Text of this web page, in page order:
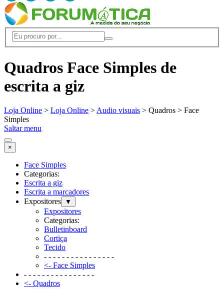
Quadros Face Simples de
escrita a giz
Loja Online > Loja Online > Audio visuais > Quadros > Face
Simples
Saltar menu
×
Face Simples
Categorias:
Escrita a giz
Escrita a marcadores
Expositores
▼
Expositores
Categorias:
Bulletinboard
Cortiça
Tecido
- - - - - - - - - - - - - - - -
<- Face Simples
- - - - - - - - - - - - - - - -
<- Quadros